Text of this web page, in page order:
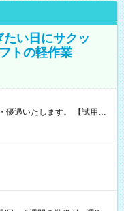
たい日にサクッ
トの軽作業
たします。 【試用期